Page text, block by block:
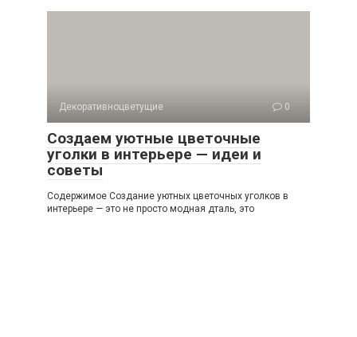
Декоративноцветущие 0
Создаем уютные цветочные
уголки в интерьере — идеи и
советы
Содержимое Создание уютных цветочных уголков в
интерьере — это не просто модная дталь, это